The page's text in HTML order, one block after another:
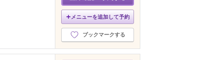
メニューを追加して予約
ブックマークする